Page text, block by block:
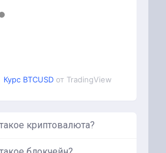
Курс BTCUSD от TradingView
криптовалюта?